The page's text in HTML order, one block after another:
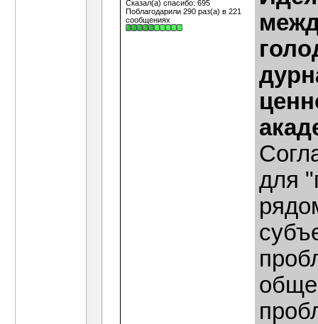
Сказал(а) спасибо: 695
Поблагодарили 290 раз(а) в 221
сообщениях
для